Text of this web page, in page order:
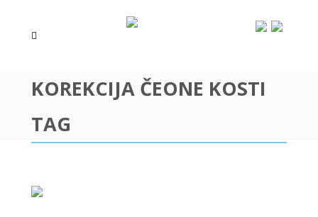
KOREKCIJA ČEONE KOSTI
TAG